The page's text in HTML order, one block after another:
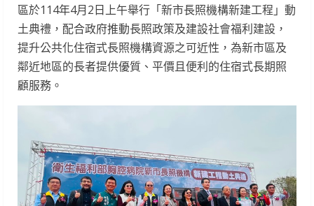
區於114年4月2日上午舉行「新市長照機構新建工程」動
土典禮，配合政府推動長照政策及建設社會福利建設，
提升公共化住宿式長照機構資源之可近性，為新市區及
鄰近地區的長者提供優質、平價且便利的住宿式長期照
顧服務。